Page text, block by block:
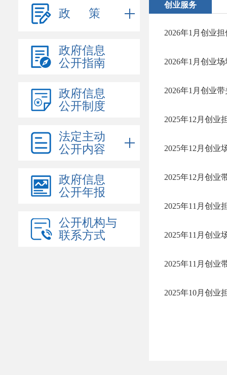
政 策
政府信息
公开指南
政府信息
公开制度
法定主动
公开内容
政府信息
公开年报
公开机构与
联系方式
创业服务
2026年1月创业
2026年1月创业
2026年1月创业
2025年12月创业
2025年12月创业
2025年12月创业
2025年11月创业
2025年11月创业
2025年11月创业
2025年10月创业